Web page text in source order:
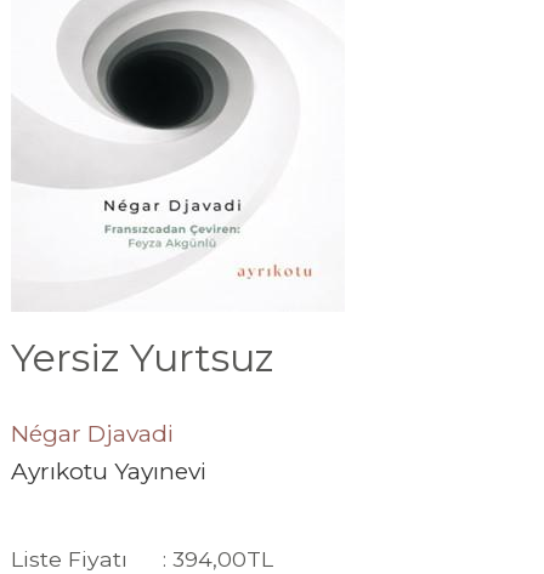
Yersiz Yurtsuz
Négar Djavadi
Ayrıkotu Yayınevi
Liste Fiyatı : 394,00TL